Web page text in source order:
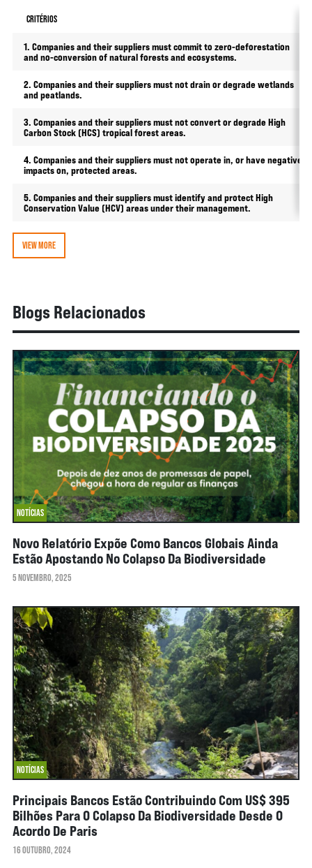
CRITÉRIOS
1. Companies and their suppliers must commit to zero-deforestation
and no-conversion of natural forests and ecosystems.
2. Companies and their suppliers must not drain or degrade wetlands
and peatlands.
3. Companies and their suppliers must not convert or degrade High
Carbon Stock (HCS) tropical forest areas.
4. Companies and their suppliers must not operate in, or have negative
impacts on, protected areas.
5. Companies and their suppliers must identify and protect High
Conservation Value (HCV) areas under their management.
VIEW MORE
Blogs Relacionados
NOTÍCIAS
Novo Relatório Expõe Como Bancos Globais Ainda
Estão Apostando No Colapso Da Biodiversidade
5 NOVEMBRO, 2025
NOTÍCIAS
Principais Bancos Estão Contribuindo Com US$ 395
Bilhões Para O Colapso Da Biodiversidade Desde O
Acordo De Paris
16 OUTUBRO, 2024